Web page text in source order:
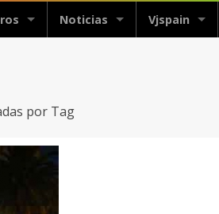
Noticias Vjspain
por Tag